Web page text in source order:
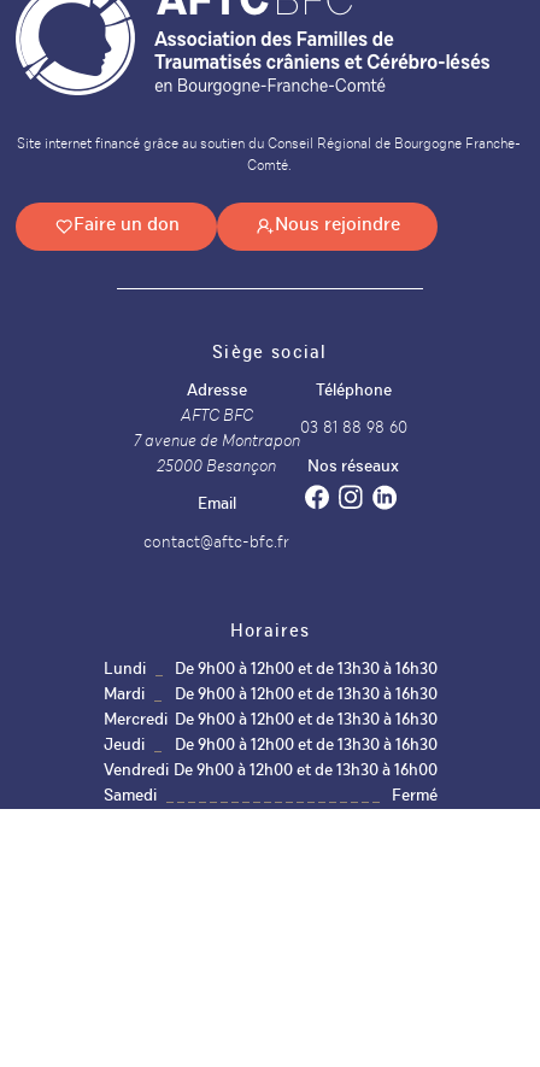
Site internet financé grâce au soutien du Conseil Régional de Bourgogne Franche-
Comté.
Faire un don Nous rejoindre
Siège social
Adresse
AFTC BFC
7 avenue de Montrapon
25000 Besançon
Email
contact@aftc-bfc.fr
Téléphone
03 81 88 98 60
Nos réseaux
Horaires
Lundi
De 9h00 à 12h00 et de 13h30 à 16h30
Mardi
De 9h00 à 12h00 et de 13h30 à 16h30
Mercredi De 9h00 à 12h00 et de 13h30 à 16h30
Jeudi
De 9h00 à 12h00 et de 13h30 à 16h30
Vendredi De 9h00 à 12h00 et de 13h30 à 16h00
Samedi
Fermé